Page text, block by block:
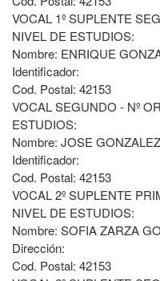
VOCAL 1º SUPLENTE
NIVEL DE ESTUDIOS:
Nombre: ENRIQUE
Identificador:
Cod. Postal: 42153
VOCAL SEGUNDO - Nº
ESTUDIOS:
Nombre: JOSE
Identificador:
Cod. Postal: 42153
VOCAL 2º SUPLENTE
NIVEL DE ESTUDIOS:
Nombre: SOFIA ZARZA
Dirección:
Cod. Postal: 42153